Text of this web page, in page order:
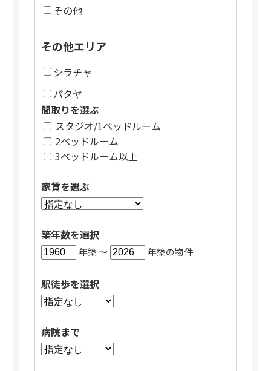
その他
その他エリア
シラチャ
パタヤ
間取りを選ぶ
スタジオ/1ベッドルーム
2ベッドルーム
3ベッドルーム以上
家賃を選ぶ
築年数を選択
年築 〜 年築の物件
駅徒歩を選択
病院まで